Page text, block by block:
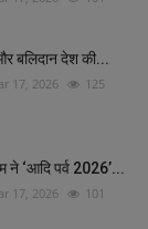
बलिदान देश की...
17, 2026 125
ने ‘आदि पर्व 2026’...
17, 2026 101